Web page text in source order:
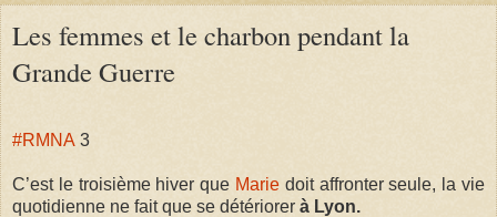
Les femmes et le charbon pendant la
Grande Guerre
#RMNA 3
C’est le troisième hiver que Marie doit affronter seule, la vie
quotidienne ne fait que se détériorer à Lyon.